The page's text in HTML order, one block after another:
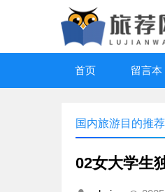
首页 留言本
国内旅游目的推荐
02女大学生